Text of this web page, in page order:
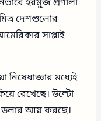
হরমুজ প্রণালী
মিত্র দেশগুলোর
সাপ্লাই
মধ্যেই
রেখেছে। উল্টো
ডলার আয় করছে।